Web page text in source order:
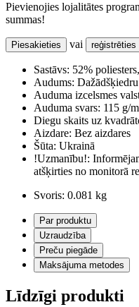
Pievienojies lojalitātes
summas!
Piesakieties vai reģistrēties
Sastāvs: 52%
Audums: Dažādšķiedru
Auduma izcelsmes
Auduma svars: 115 g/
Diegu skaits uz
Aizdare: Bez aizdares
Šūta: Ukrainā
!Uzmanību!:
atšķirties no monitorā
Svoris: 0.081 kg
Par produktu
Uzraudzība
Preču piegāde
Maksājuma metodes
Līdzīgi produkti